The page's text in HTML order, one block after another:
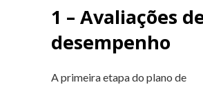
1 – Avaliações
desempenho
A primeira etapa do plano de